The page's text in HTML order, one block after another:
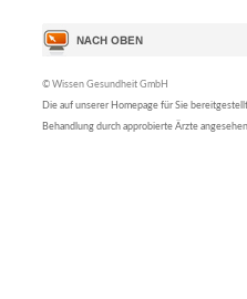
© Wissen Gesundheit GmbH
Die auf unserer Homepage für Sie
Behandlung durch approbierte Ärzte